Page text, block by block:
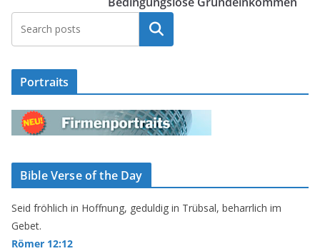
Suchen
Portraits
Bible Verse of the Day
Seid fröhlich in Hoffnung, geduldig in Trübsal, beharrlich im
Gebet.
Römer 12:12